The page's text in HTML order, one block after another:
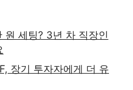
원 세팅? 3년 차 직장인
장기 투자자에게 더 유